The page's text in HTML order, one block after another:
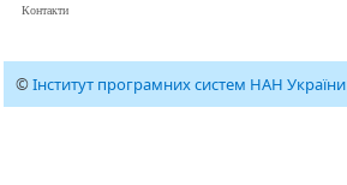
Контакти
©Інститут програмних систем НАН України